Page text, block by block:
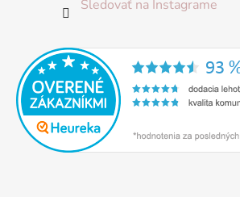
Sledovať na Instagrame